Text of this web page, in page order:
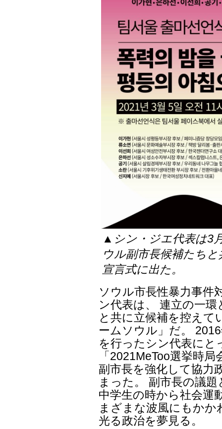
▲シン・ジエ代表は3
ウル副市長候補たち
宣言式に出た。
ソウル市長性暴力事件
ン代表は、 連立の一
と共に立候補を控えて
ームソウル」だ。
を行ったシン代表にと
「2021MeToo選挙時
副市長を強化して協力
まった。 副市長の議
中学生の時から社会運
まざまな波風にもか
光る政治を夢見る。